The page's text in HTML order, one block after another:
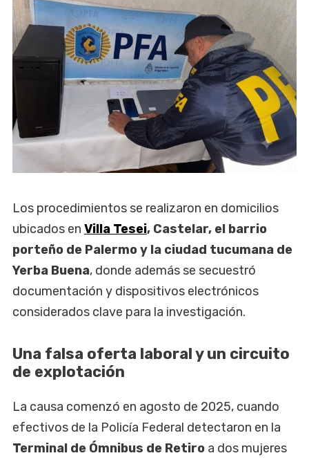
Los procedimientos se realizaron en domicilios
ubicados en Villa Tesei, Castelar, el barrio
porteño de Palermo y la ciudad tucumana de
Yerba Buena, donde además se secuestró
documentación y dispositivos electrónicos
considerados clave para la investigación.
Una falsa oferta laboral y un circuito
de explotación
La causa comenzó en agosto de 2025, cuando
efectivos de la Policía Federal detectaron en la
Terminal de Ómnibus de Retiro a dos mujeres